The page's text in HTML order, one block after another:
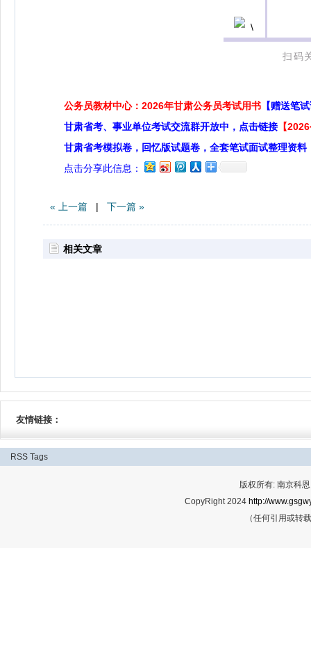
扫码
公务员教材中心：2026年甘肃公务员考试用书 【赠送笔
甘肃省考、事业单位考试交流群开放中，点击链接 【
甘肃省考模拟卷，回忆版试题卷，全套笔试面试整理资料
点击分享此信息：
« 上一篇 | 下一篇 »
相关文章
友情链接：
RSS Tags
版权所有: 南京科
CopyRight 2024 http://
（任何引用或转